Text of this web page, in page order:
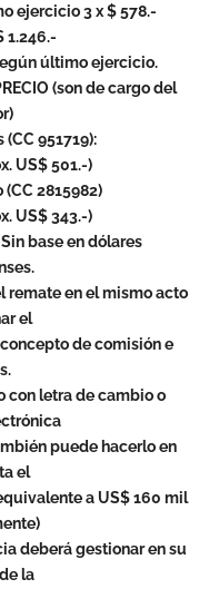
ejercicio 3 x $ 578.-
1.246.-
último ejercicio.
(son de cargo del
951719):
US$ 501.-)
2815982)
US$ 343.-)
Sin base en dólares
remate en el mismo acto
el
de comisión e
con letra de cambio o
puede hacerlo en
el
a US$ 160 mil
deberá gestionar en su
la